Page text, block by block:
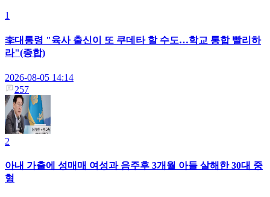
1
李대통령 "육사 출신이 또 쿠데타 할 수도…학교 통합 빨리하
라"(종합)
2026-08-05 14:14
257
2
아내 가출에 성매매 여성과 음주후 3개월 아들 살해한 30대 중
형